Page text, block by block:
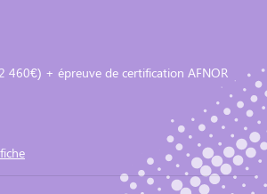
460€) + épreuve de certification AFNOR